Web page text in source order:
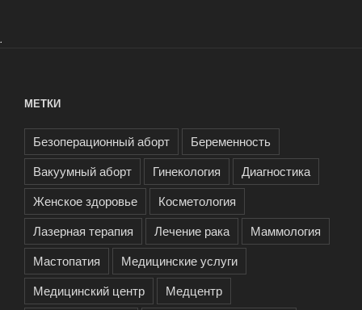
.
МЕТКИ
Безоперационный аборт
Беременность
Вакуумный аборт
Гинекология
Диагностика
Женское здоровье
Косметология
Лазерная терапия
Лечение рака
Маммология
Мастопатия
Медицинские услуги
Медицинский центр
Медцентр